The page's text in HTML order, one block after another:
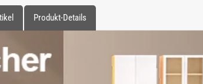
Produkt-Details